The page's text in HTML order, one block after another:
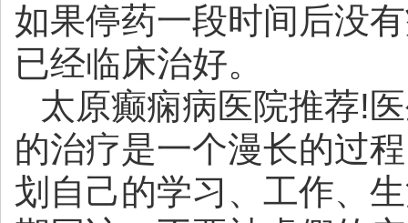
如果停药一段时间后没
已经临床治好。
太原癫痫病医院推荐!
的治疗是一个漫长的过
划自己的学习、工作、